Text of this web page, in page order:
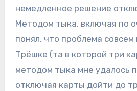
немедленное решение
Методом тыка, включая по
понял, что проблема совсем
Трёшке (та в которой три
методом тыка мне удалось
отключая карты дойти до